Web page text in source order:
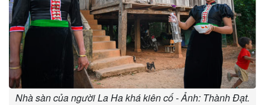
Nhà sàn của người La Ha khá kiên cố - Ảnh: Thành Đạt.